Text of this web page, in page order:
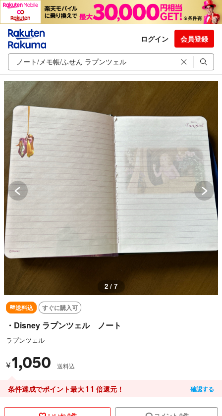
ログイン 会員登録
2 / 7
送料込 すぐに購入可
・Disney ラプンツェル ノート
ラプンツェル
¥1,050 送料込
条件達成でポイント最大11 倍還元！ 確認する